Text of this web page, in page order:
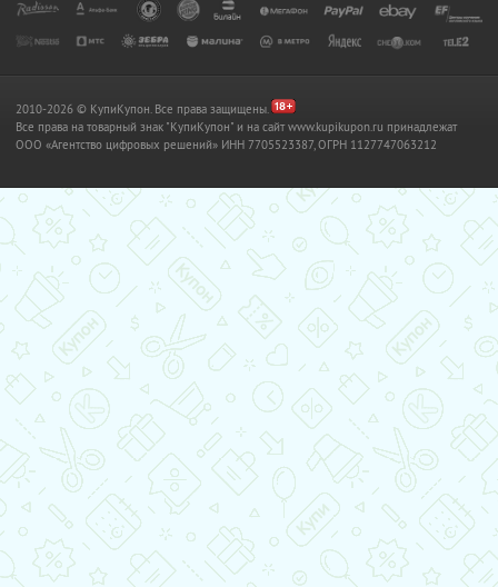
2010-2026 © КупиКупон. Все права защищены.
Все права на товарный знак "КупиКупон" и на сайт www.kupikupon.ru принадлежат
OOO «Агентство цифровых решений» ИНН 7705523387, ОГРН 1127747063212